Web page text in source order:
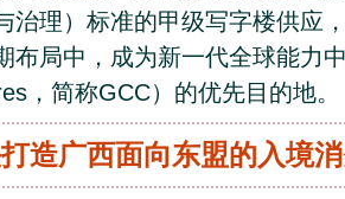
治理）标准的甲级写字楼供应
布局中，成为新一代全球能力
，简称GCC）的优先目的地。
造广西面向东盟的入境